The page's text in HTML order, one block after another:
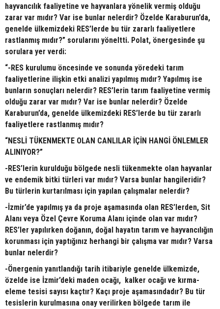
hayvancılık faaliyetine ve hayvanlara yönelik vermiş olduğu
zarar var mıdır? Var ise bunlar nelerdir? Özelde Karaburun’da,
genelde ülkemizdeki RES’lerde bu tür zararlı faaliyetlere
rastlanmış mıdır?” sorularını yöneltti. Polat, önergesinde şu
sorulara yer verdi:
“-RES kurulumu öncesinde ve sonunda yöredeki tarım
faaliyetlerine ilişkin etki analizi yapılmış mıdır? Yapılmış ise
bunların sonuçları nelerdir? RES’lerin tarım faaliyetine vermiş
olduğu zarar var mıdır? Var ise bunlar nelerdir? Özelde
Karaburun’da, genelde ülkemizdeki RES’lerde bu tür zararlı
faaliyetlere rastlanmış mıdır?
“NESLİ TÜKENMEKTE OLAN CANLILAR İÇİN HANGİ ÖNLEMLER
ALINIYOR?”
-RES’lerin kurulduğu bölgede nesli tükenmekte olan hayvanlar
ve endemik bitki türleri var mıdır? Varsa bunlar hangileridir?
Bu türlerin kurtarılması için yapılan çalışmalar nelerdir?
-İzmir’de yapılmış ya da proje aşamasında olan RES’lerden, Sit
Alanı veya Özel Çevre Koruma Alanı içinde olan var mıdır?
RES’ler yapılırken doğanın, doğal hayatın tarım ve hayvancılığın
korunması için yaptığınız herhangi bir çalışma var mıdır? Varsa
bunlar nelerdir?
-Önergenin yanıtlandığı tarih itibariyle genelde ülkemizde,
özelde ise İzmir’deki maden ocağı, kalker ocağı ve kırma-
eleme tesisi sayısı kaçtır? Kaçı proje aşamasındadır? Bu tür
tesislerin kurulmasına onay verilirken bölgede tarım ile